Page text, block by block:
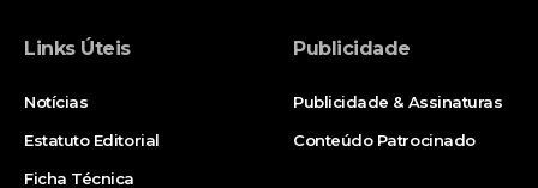
Links Úteis
Notícias
Estatuto Editorial
Ficha Técnica
Publicidade
Publicidade & Assinaturas
Conteúdo Patrocinado